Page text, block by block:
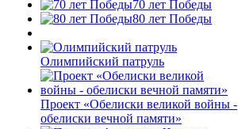
70 лет Победы
80 лет Победы
Олимпийский патруль
Проект «Обелиски великой войны -
обелиски вечной памяти»